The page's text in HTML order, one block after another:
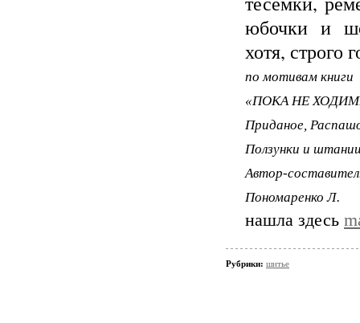
юбочки и
хотя, строго
по мотивам книги
«ПОКА НЕ
Приданое,
Ползунки и
Автор-
Пономаренко Л.
нашла здесь
Рубрики: шитье